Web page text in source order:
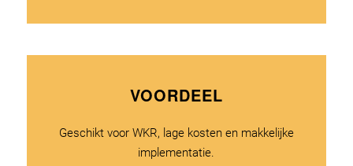
VOORDEEL
Geschikt voor WKR, lage kosten en makkelijke
implementatie.